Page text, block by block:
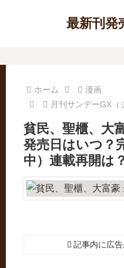
最新刊発
ホーム
漫画
月刊サンデーGX（
貧民、聖櫃、大
発売日はいつ？
中）連載再開は？
記事内に広告